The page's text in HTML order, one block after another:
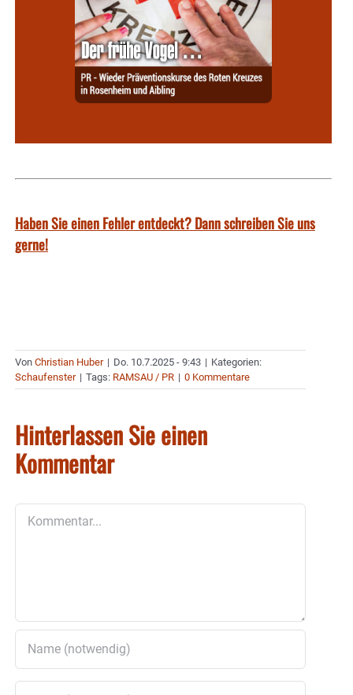
Haben Sie einen Fehler entdeckt? Dann schreiben Sie uns
gerne!
Von Christian Huber | Do. 10.7.2025 - 9:43 | Kategorien:
Schaufenster | Tags: RAMSAU / PR | 0 Kommentare
Hinterlassen Sie einen
Kommentar